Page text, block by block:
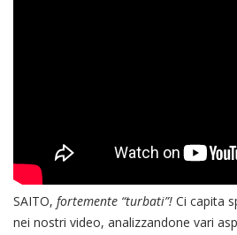
SAITO, fortemente “turbati”! Ci capita
nei nostri video, analizzandone vari